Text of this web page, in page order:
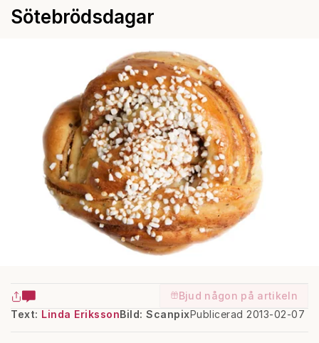
Sötebrödsdagar
Bjud någon på artikeln
Text: Linda Eriksson Publicerad 2013-02-07
Bild: Scanpix